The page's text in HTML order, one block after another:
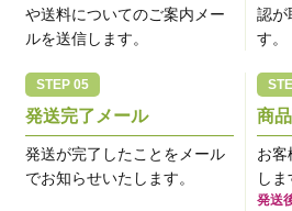
や送料についてのご案内メー
ルを送信します。
認が
す。
発送完了メール
発送が完了したことをメール
でお知らせいたします。
商
お客
しま
発送